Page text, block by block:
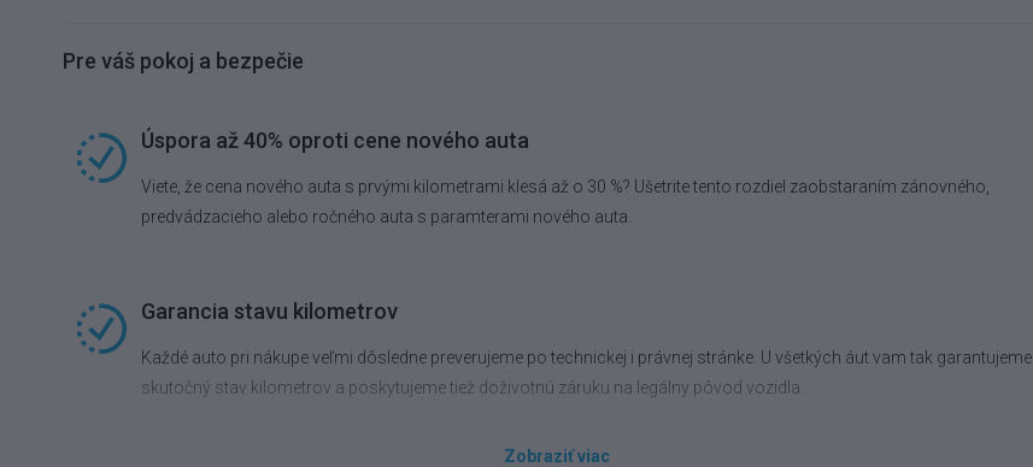
Pre váš pokoj a bezpečie
Úspora až 40% oproti cene nového auta
Viete, že cena nového auta s prvými kilometrami klesá až o 30 %? Ušetrite tento rozdiel zaobstaraním zánovného,
predvádzacieho alebo ročného auta s paramterami nového auta.
Garancia stavu kilometrov
Každé auto pri nákupe veľmi dôsledne preverujeme po technickej i právnej stránke. U všetkých áut vam tak garantujeme
skutočný stav kilometrov a poskytujeme tiež doživotnú záruku na legálny pôvod vozidla.
Zobraziť viac